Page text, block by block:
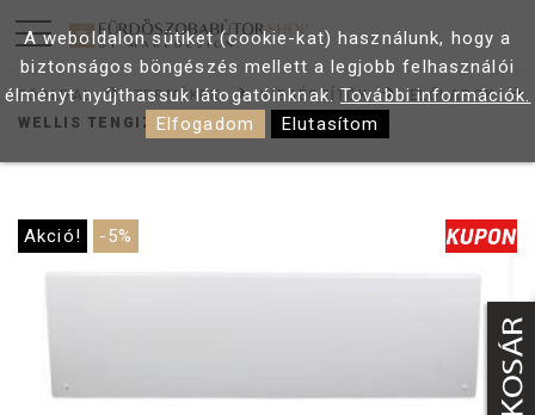
FŐOLDAL TERMÉKEK KIEGÉSZÍTŐK
ELŐLAPOK
WELLIS TENGIZ ELŐLAP 190
Akció! -5%
A weboldalon sütiket (cookie-kat) használunk, hogy a
biztonságos böngészés mellett a legjobb felhasználói
élményt nyújthassuk látogatóinknak.További információk.
Elfogadom
Elutasítom